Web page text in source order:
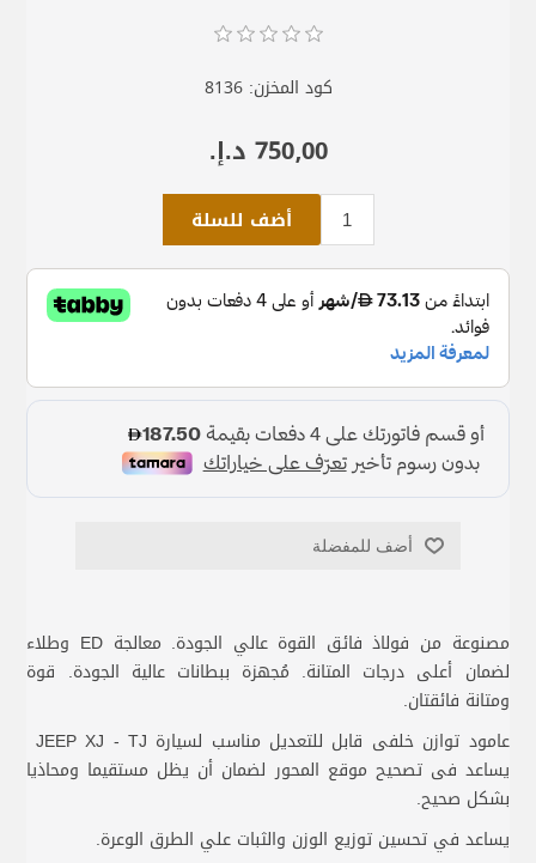
كود المخزن: 8136
750٫00 د.إ.‏
أضف للسلة
أضف للمفضلة
مصنوعة من فولاذ فائق القوة عالي الجودة. معالجة ED وطلاء
لضمان أعلى درجات المتانة. مُجهزة ببطانات عالية الجودة. قوة
ومتانة فائقتان.
يساعد فى تصحيح موقع المحور لضمان أن يظل مستقيما ومحاذيا
بشكل صحيح.
يساعد في تحسين توزيع الوزن والثبات علي الطرق الوعرة.